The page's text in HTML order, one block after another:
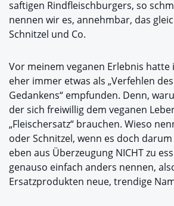
saftigen Rindfleischburgers, so
nennen wir es, annehmbar, das
Schnitzel und Co.
Vor meinem veganen Erlebnis hatte
eher immer etwas als „Verfehlen
Gedankens“ empfunden. Denn,
der sich freiwillig dem veganen
„Fleischersatz“ brauchen. Wieso
oder Schnitzel, wenn es doch
eben aus Überzeugung NICHT zu
genauso einfach anders nennen,
Ersatzprodukten neue, trendige